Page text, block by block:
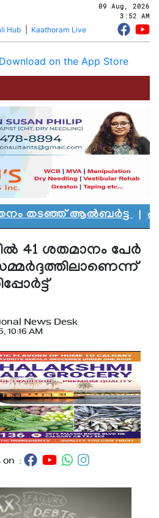
09 Aug, 2026
3:52 AM
Hub Kaathoram Live
തടഞ്ഞ് ആൽബർട്ട|
41 ശതമാനം പേര്‍
News Desk
10:16 AM
on :